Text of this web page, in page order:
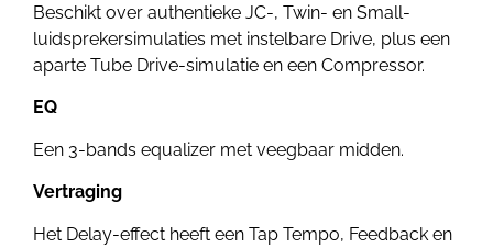
Beschikt over authentieke JC-, Twin- en Small-
luidsprekersimulaties met instelbare Drive, plus een
aparte Tube Drive-simulatie en een Compressor.
EQ
Een 3-bands equalizer met veegbaar midden.
Vertraging
Het Delay-effect heeft een Tap Tempo, Feedback en